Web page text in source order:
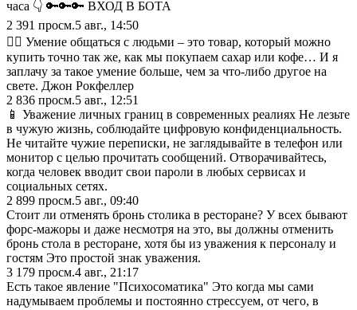
часа 👇 🔑🔑🔑 ВХОД В БОТА
2 391 просм.5 авг., 14:50
✍🏼 Умение общаться с людьми – это товар, который можно
купить точно так же, как мы покупаем сахар или кофе… И я
заплачу за такое умение больше, чем за что-либо другое на
свете. Джон Рокфеллер
2 836 просм.5 авг., 12:51
📱 Уважение личных границ в современных реалиях Не лезьте
в чужую жизнь, соблюдайте цифровую конфиденциальность.
Не читайте чужие переписки, не заглядывайте в телефон или
монитор с целью прочитать сообщений. Отворачивайтесь,
когда человек вводит свои пароли в любых сервисах и
социальных сетях.
2 899 просм.5 авг., 09:40
Стоит ли отменять бронь столика в ресторане? У всех бывают
форс-мажоры и даже несмотря на это, вы должны отменить
бронь стола в ресторане, хотя бы из уважения к персоналу и
гостям Это простой знак уважения.
3 179 просм.4 авг., 21:17
Есть такое явление "Психосоматика" Это когда мы сами
надумываем проблемы и постоянно стрессуем, от чего, в